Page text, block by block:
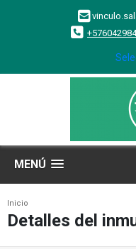
MENÚ
Inicio
Detalles del